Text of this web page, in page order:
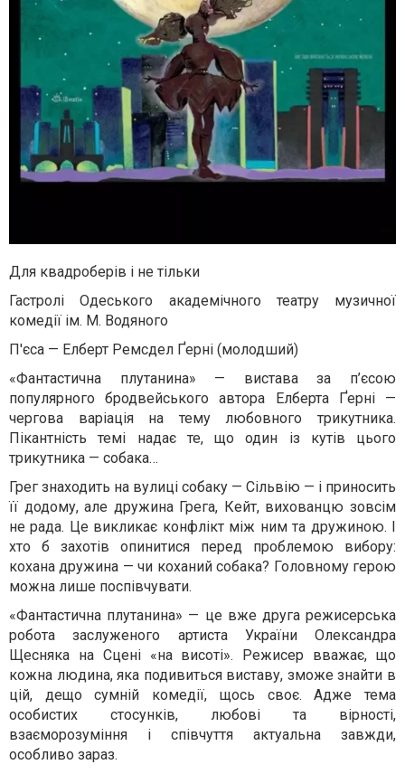
Для квадроберів і не тільки
Гастролі Одеського академічного театру музичної
комедії ім. М. Водяного
П'єса — Елберт Ремсдел Ґерні (молодший)
«Фантастична плутанина» — вистава за п’єсою
популярного бродвейського автора Елберта Ґерні —
чергова варіація на тему любовного трикутника.
Пікантність темі надає те, що один із кутів цього
трикутника — собака…
Грег знаходить на вулиці собаку — Сільвію — і приносить
її додому, але дружина Грега, Кейт, вихованцю зовсім
не рада. Це викликає конфлікт між ним та дружиною. І
хто б захотів опинитися перед проблемою вибору:
кохана дружина — чи коханий собака? Головному герою
можна лише поспівчувати.
«Фантастична плутанина» — це вже друга режисерська
робота заслуженого артиста України Олександра
Щесняка на Сцені «на висоті». Режисер вважає, що
кожна людина, яка подивиться виставу, зможе знайти в
цій, дещо сумній комедії, щось своє. Адже тема
особистих стосунків, любові та вірності,
взаєморозуміння і співчуття актуальна завжди,
особливо зараз.